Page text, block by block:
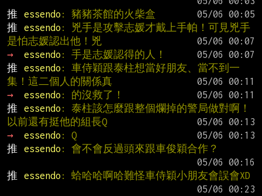
推
essendo : 豬豬茶館的火柴盒
推
essendo : 兇手是攻擊志媛才戴上手帕！可見兇手
是怕志媛認出他！兇
→
essendo : 手是志媛認得的人！
推
essendo : 車侍穎跟泰柱想當好朋友、當不到一
集！這二個人的關係真
→
essendo : 的沒救了！
推
essendo : 泰柱該怎麼跟整個爛掉的警局做對啊！
以前還有挺他的組長Q
→
essendo : Q
推
essendo : 會不會反過頭來跟車俊穎合作？
推
essendo : 蛤哈哈啊哈難怪車侍穎小朋友會誤會XD